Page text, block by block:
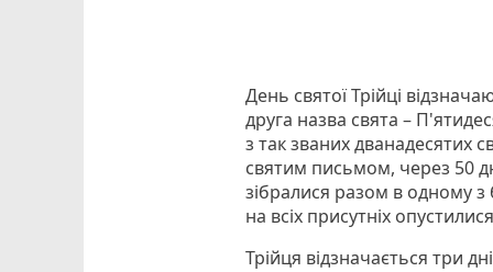
День святої Трійці
друга назва свята –
з так званих дванадесятих
святим письмом, через 50
зібралися разом в одному з
на всіх присутніх
Трійця відзначається три